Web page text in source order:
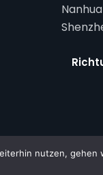
nutzen, gehen